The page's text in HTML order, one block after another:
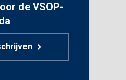
de VSOP-